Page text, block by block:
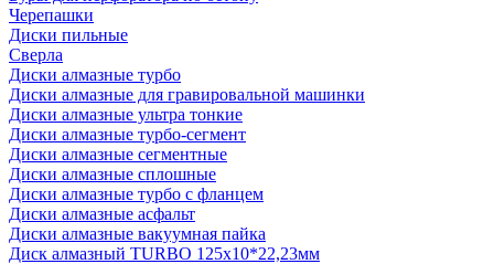
Черепашки
Диски пильные
Сверла
Диски алмазные турбо
Диски алмазные для гравировальной машинки
Диски алмазные ультра тонкие
Диски алмазные турбо-сегмент
Диски алмазные сегментные
Диски алмазные сплошные
Диски алмазные турбо с фланцем
Диски алмазные асфальт
Диски алмазные вакуумная пайка
Диск алмазный TURBO 125x10*22,23мм